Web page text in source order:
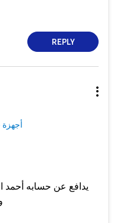
REPLY
أجهزة
يدافع عن حسابه أحمد